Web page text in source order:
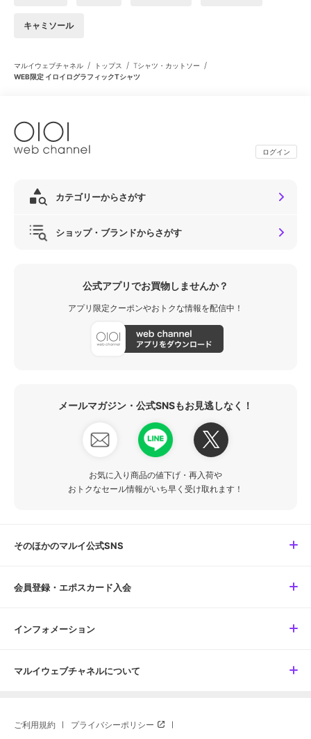
キャミソール
マルイウェブチャネル / トップス / Tシャツ・カットソー /
WEB限定 イロイログラフィックTシャツ
ログイン
カテゴリーからさがす
ショップ・ブランドからさがす
公式アプリでお買物しませんか？
アプリ限定クーポンやおトクな情報を配信中！
メールマガジン・公式SNSもお見逃しなく！
お気に入り商品の値下げ・再入荷や
おトクなセール情報がいち早く受け取れます！
そのほかのマルイ公式SNS
会員登録・エポスカード入会
インフォメーション
マルイウェブチャネルについて
ご利用規約 プライバシーポリシー